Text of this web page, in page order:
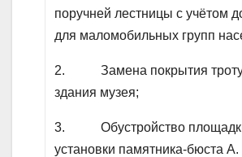
поручней лестницы с учётом
для маломобильных групп
2. Замена покрытия
здания музея;
3. Обустройство
установки памятника-бюста